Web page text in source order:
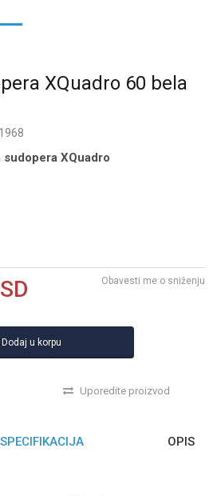
1
XQuadro 60 bela
XQuadro
Obavesti me o sniženju
Dodaj u korpu
Uporedite proizvod
SPECIFIKACIJA OPIS